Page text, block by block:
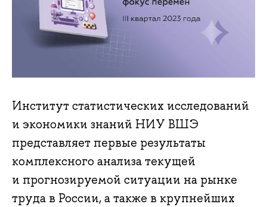
Институт статистических исследований
и экономики знаний НИУ ВШЭ
представляет первые результаты
комплексного анализа текущей
и прогнозируемой ситуации на рынке
труда в России, а также в крупнейших